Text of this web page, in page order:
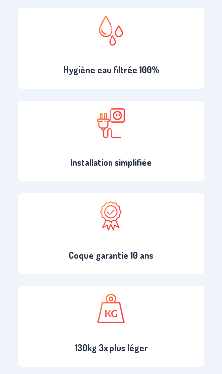
Hygiène eau filtrée 100%
Installation simplifiée
Coque garantie 10 ans
130kg 3x plus léger